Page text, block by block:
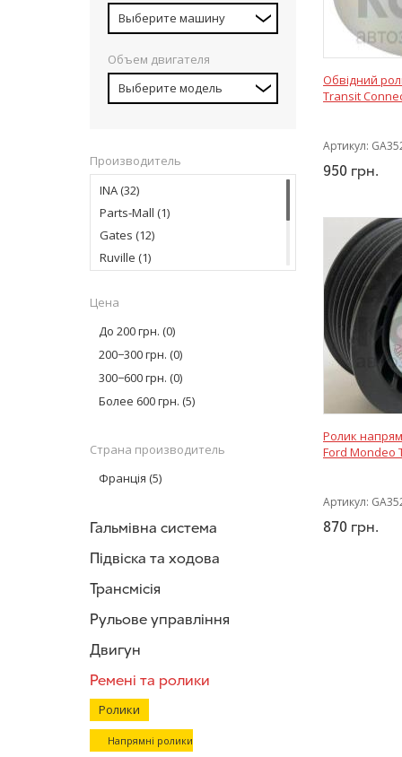
Выберите машину
Объем двигателя
Выберите модель
Производитель
INA(32)
Parts-Mall (1)
Gates (12)
Ruville (1)
MEYLE
VALEO
NTN-SNR
Цена
До 200 грн. (0)
200−300 грн. (0)
300−600 грн. (0)
Более 600 грн. (5)
Страна производитель
Франція (5)
Гальмівна система
Підвіска та ходова
Трансмісія
Рульове управління
Двигун
Ремені та ролики
Ролики
Напрямні ролики
Обвідний
Transit
Артикул:
950 грн.
Ролик
Ford Mondeo
Артикул:
870 грн.